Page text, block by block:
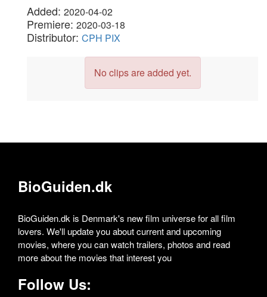
Added: 2020-04-02
Premiere: 2020-03-18
Distributor: CPH PIX
No clips are added yet.
BioGuiden.dk
BioGuiden.dk is Denmark's new film universe for all film
lovers. We'll update you about current and upcoming
movies, where you can watch trailers, photos and read
more about the movies that interest you
Follow Us: